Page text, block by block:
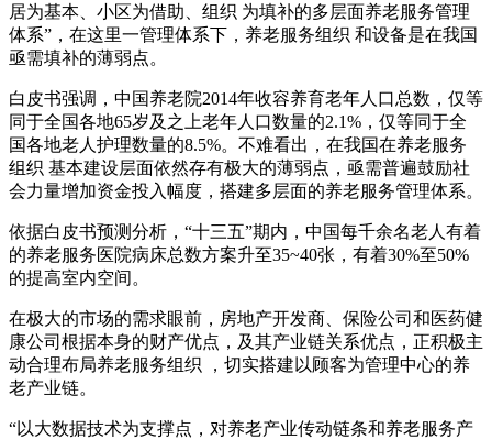
居为基本、小区为借助、组织 为填补的多层面养老服务管理
体系”，在这里一管理体系下，养老服务组织 和设备是在我国
亟需填补的薄弱点。
白皮书强调，中国养老院2014年收容养育老年人口总数，仅等
同于全国各地65岁及之上老年人口数量的2.1%，仅等同于全
国各地老人护理数量的8.5%。不难看出，在我国在养老服务
组织 基本建设层面依然存有极大的薄弱点，亟需普遍鼓励社
会力量增加资金投入幅度，搭建多层面的养老服务管理体系。
依据白皮书预测分析，“十三五”期内，中国每千余名老人有着
的养老服务医院病床总数方案升至35~40张，有着30%至50%
的提高室内空间。
在极大的市场的需求眼前，房地产开发商、保险公司和医药健
康公司根据本身的财产优点，及其产业链关系优点，正积极主
动合理布局养老服务组织 ，切实搭建以顾客为管理中心的养
老产业链。
“以大数据技术为支撑点，对养老产业传动链条和养老服务产